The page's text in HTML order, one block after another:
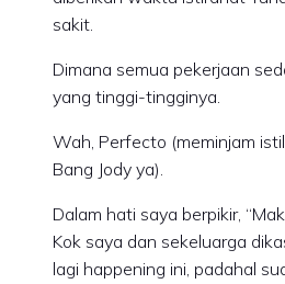
sakit.
Dimana semua pekerjaan
yang tinggi-tingginya.
Wah, Perfecto (meminjam
Bang Jody ya).
Dalam hati saya berpikir,
Kok saya dan sekeluarga
lagi happening ini, padahal